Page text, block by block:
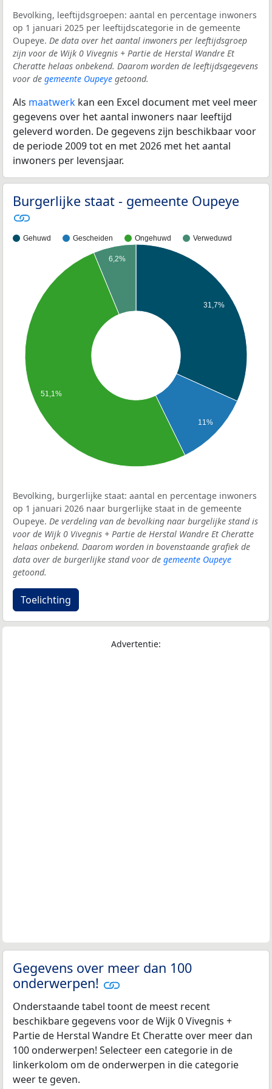
Bevolking, leeftijdsgroepen: aantal en percentage inwoners
op 1 januari 2025 per leeftijdscategorie in de gemeente
Oupeye. De data over het aantal inwoners per leeftijdsgroep
zijn voor de Wijk 0 Vivegnis + Partie de Herstal Wandre Et
Cheratte helaas onbekend. Daarom worden de leeftijdsgegevens
voor de gemeente Oupeye getoond.
Als maatwerk kan een Excel document met veel meer
gegevens over het aantal inwoners naar leeftijd
geleverd worden. De gegevens zijn beschikbaar voor
de periode 2009 tot en met 2026 met het aantal
inwoners per levensjaar.
Burgerlijke staat - gemeente Oupeye
Gehuwd Gescheiden Ongehuwd Verweduwd
31,7%
11%
6,2%
51,1%
Bevolking, burgerlijke staat: aantal en percentage inwoners
op 1 januari 2026 naar burgerlijke staat in de gemeente
Oupeye. De verdeling van de bevolking naar burgelijke stand is
voor de Wijk 0 Vivegnis + Partie de Herstal Wandre Et Cheratte
helaas onbekend. Daarom worden in bovenstaande grafiek de
data over de burgerlijke stand voor de gemeente Oupeye
getoond.
Toelichting
Advertentie:
Gegevens over meer dan 100
onderwerpen!
Onderstaande tabel toont de meest recent
beschikbare gegevens voor de Wijk 0 Vivegnis +
Partie de Herstal Wandre Et Cheratte over meer dan
100 onderwerpen! Selecteer een categorie in de
linkerkolom om de onderwerpen in die categorie
weer te geven.